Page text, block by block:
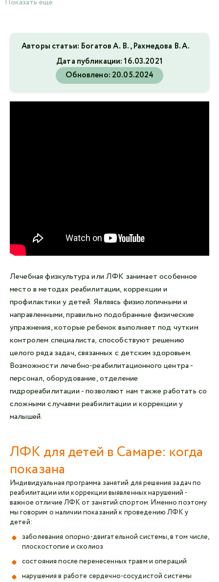
Показать еще
Авторы статьи: Богатов А. В., Рахмедова В. А.
Дата публикации:16.03.2021
Обновлено: 20.05.2024
Лечебная физкультура или ЛФК занимает особенное
место в методах реабилитации, коррекции и
профилактики у детей. Являясь физиологичными и
направленными, правильно подобранные физические
упражнения, которые ребенок выполняет под чутким
контролем специалиста, способствуют решению
целого ряда задач, связанных с детским здоровьем.
Возможности лечебно-реабилитационного центра -
персонал, оборудование, отделение
гидрореабилитации - позволяют нам также работать со
сложными случаями реабилитации и коррекции у
малышей.
ЛФК для детей в Самаре: когда
показана
Индивидуальная программа занятий для решения задач по
реабилитации или коррекции выявленных нарушений -
важное отличие ЛФК от занятий спортом. Именно поэтому
мы говорим о наличии показаний к проведению ЛФК у
детей:
заболевания опорно-двигательной системы, в том числе,
плоскостопие и сколиоз
состояния после перенесенных травм и операций
нарушения в работе сердечно-сосудистой системы